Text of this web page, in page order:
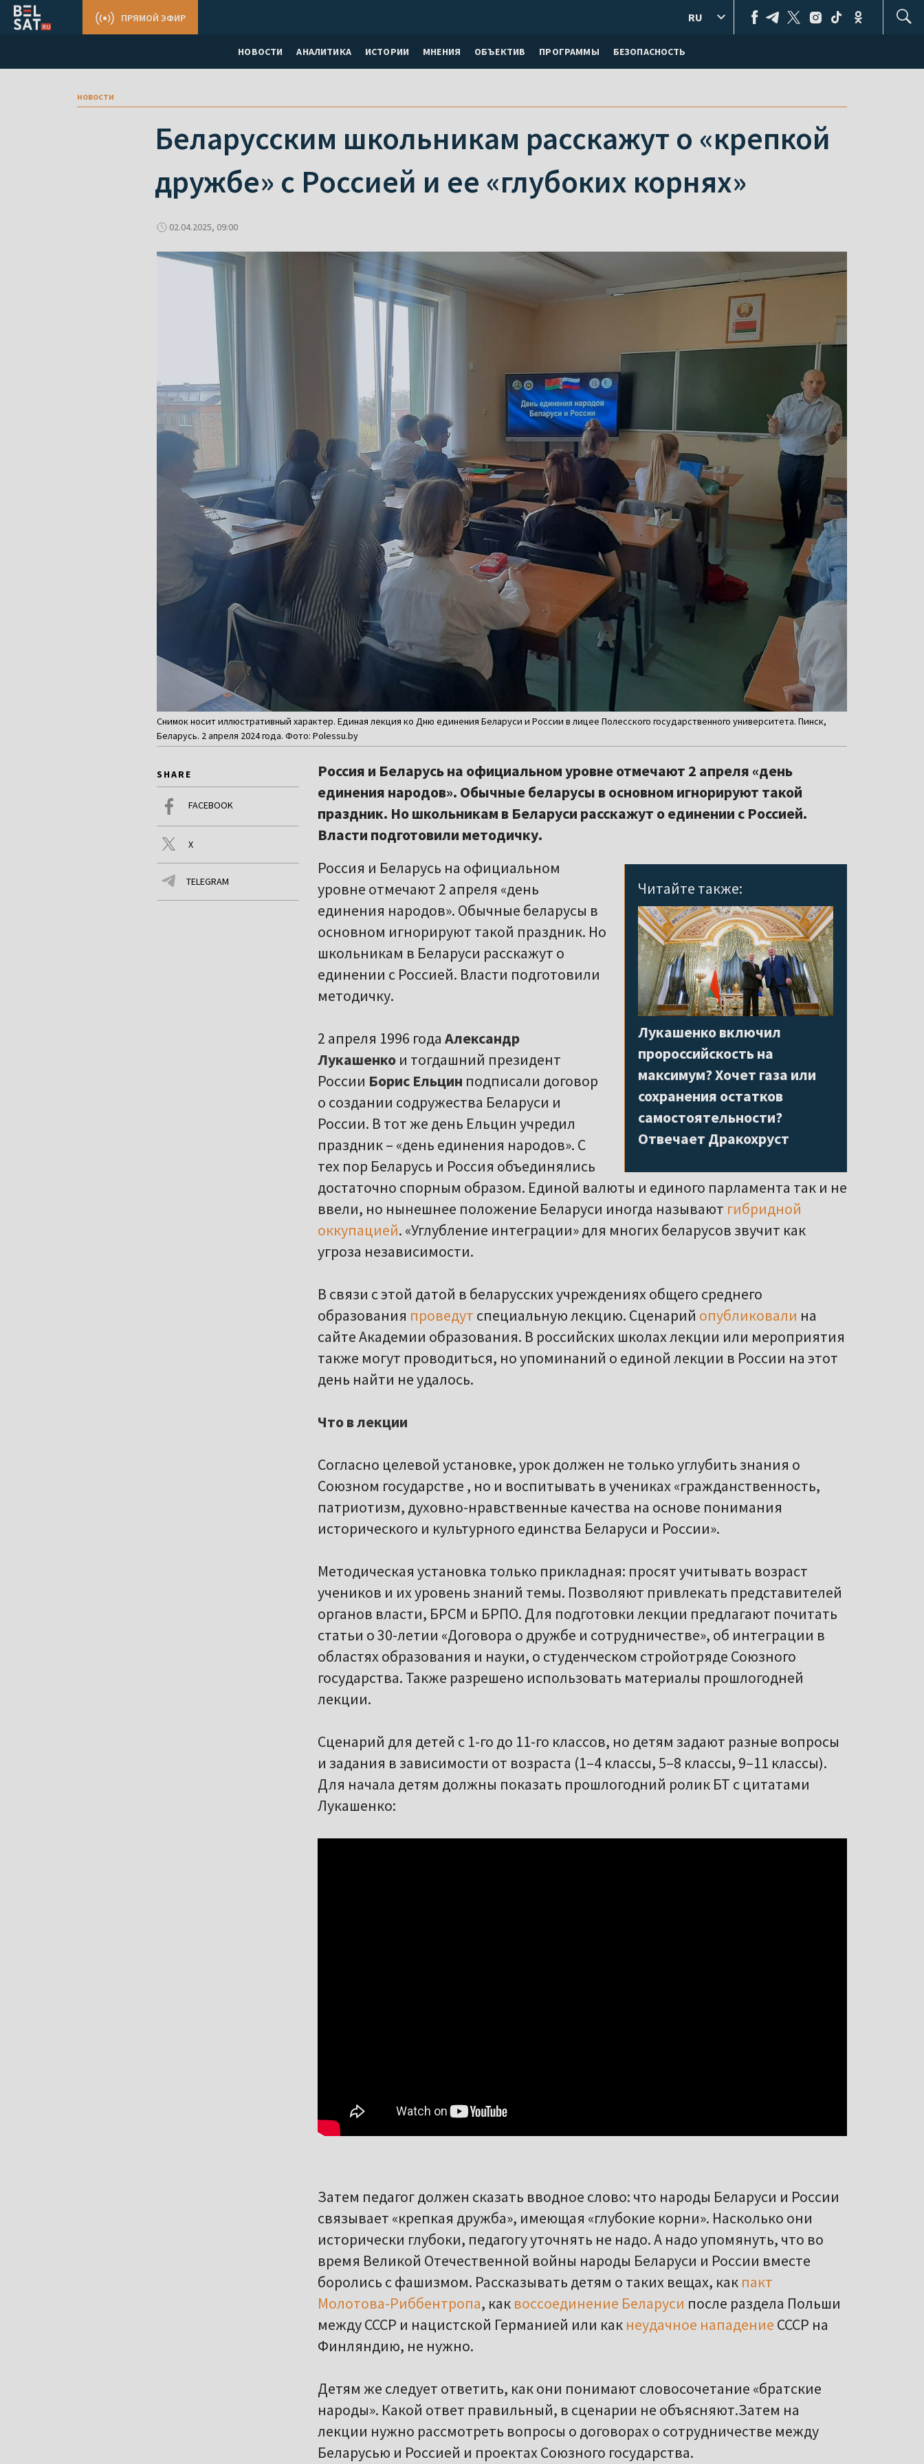
НОВОСТИ АНАЛИТИКА ИСТОРИИ МНЕНИЯ ОБЪЕКТИВ ПРОГРАММЫ БЕЗОПАСНОСТЬ
ПРЯМОЙ ЭФИР RU
новости
Беларусским школьникам расскажут о «крепкой
дружбе» с Россией и ее «глубоких корнях»
02.04.2025, 09:00
Снимок носит иллюстративный характер. Единая лекция ко Дню единения Беларуси и России в лицее Полесского государственного университета. Пинск,
Беларусь. 2 апреля 2024 года. Фото: Polessu.by
SHARE
FACEBOOK
X
TELEGRAM
Россия и Беларусь на официальном уровне отмечают 2 апреля «день
единения народов». Обычные беларусы в основном игнорируют такой
праздник. Но школьникам в Беларуси расскажут о единении с Россией.
Власти подготовили методичку.
Читайте также:
Лукашенко включил
пророссийскость на
максимум? Хочет газа или
сохранения остатков
самостоятельности?
Отвечает Дракохруст
Россия и Беларусь на официальном
уровне отмечают 2 апреля «день
единения народов». Обычные беларусы в
основном игнорируют такой праздник. Но
школьникам в Беларуси расскажут о
единении с Россией. Власти подготовили
методичку.
2 апреля 1996 года Александр
Лукашенко и тогдашний президент
России Борис Ельцин подписали договор
о создании содружества Беларуси и
России. В тот же день Ельцин учредил
праздник – «день единения народов». С
тех пор Беларусь и Россия объединялись
достаточно спорным образом. Единой валюты и единого парламента так и не
ввели, но нынешнее положение Беларуси иногда называют гибридной
оккупацией. «Углубление интеграции» для многих беларусов звучит как
угроза независимости.
В связи с этой датой в беларусских учреждениях общего среднего
образования проведут специальную лекцию. Сценарий опубликовали на
сайте Академии образования. В российских школах лекции или мероприятия
также могут проводиться, но упоминаний о единой лекции в России на этот
день найти не удалось.
Что в лекции
Согласно целевой установке, урок должен не только углубить знания о
Союзном государстве , но и воспитывать в учениках «гражданственность,
патриотизм, духовно-нравственные качества на основе понимания
исторического и культурного единства Беларуси и России».
Методическая установка только прикладная: просят учитывать возраст
учеников и их уровень знаний темы. Позволяют привлекать представителей
органов власти, БРСМ и БРПО. Для подготовки лекции предлагают почитать
статьи о 30-летии «Договора о дружбе и сотрудничестве», об интеграции в
областях образования и науки, о студенческом стройотряде Союзного
государства. Также разрешено использовать материалы прошлогодней
лекции.
Сценарий для детей с 1-го до 11-го классов, но детям задают разные вопросы
и задания в зависимости от возраста (1–4 классы, 5–8 классы, 9–11 классы).
Для начала детям должны показать прошлогодний ролик БТ с цитатами
Лукашенко:
Затем педагог должен сказать вводное слово: что народы Беларуси и России
связывает «крепкая дружба», имеющая «глубокие корни». Насколько они
исторически глубоки, педагогу уточнять не надо. А надо упомянуть, что во
время Великой Отечественной войны народы Беларуси и России вместе
боролись с фашизмом. Рассказывать детям о таких вещах, как пакт
Молотова-Риббентропа, как воссоединение Беларуси после раздела Польши
между СССР и нацистской Германией или как неудачное нападение СССР на
Финляндию, не нужно.
Детям же следует ответить, как они понимают словосочетание «братские
народы». Какой ответ правильный, в сценарии не объясняют.Затем на
лекции нужно рассмотреть вопросы о договорах о сотрудничестве между
Беларусью и Россией и проектах Союзного государства.